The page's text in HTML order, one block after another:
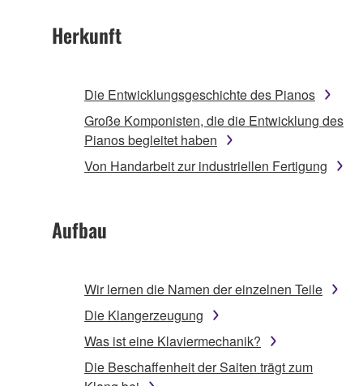
Herkunft
Die Entwicklungsgeschichte des Pianos
Große Komponisten, die die Entwicklung des
Pianos begleitet haben
Von Handarbeit zur industriellen Fertigung
Aufbau
Wir lernen die Namen der einzelnen Teile
Die Klangerzeugung
Was ist eine Klaviermechanik?
Die Beschaffenheit der Saiten trägt zum